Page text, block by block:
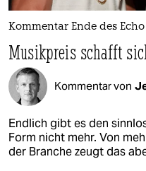
Kommentar Ende des Echo
Musikpreis schafft
Kommentar von
Endlich gibt es den
Form nicht mehr. Von
der Branche zeugt das